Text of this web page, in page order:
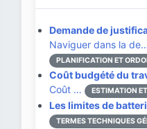
Demande de
Naviguer dans la
PLANIFICATION ET
Coût budgété du
Coût …
ESTIMATION
Les limites de
TERMES TECHNIQUES